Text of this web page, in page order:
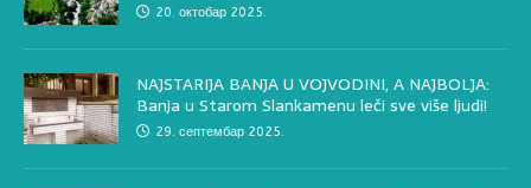
20. октобар 2025.
NAJSTARIJA BANJA U VOJVODINI, A NAJBOLJA:
Banja u Starom Slankamenu leči sve više ljudi!
29. септембар 2025.